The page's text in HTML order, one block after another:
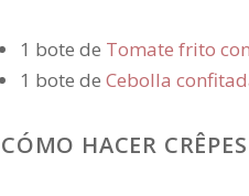
1 bote de Tomate frito
1 bote de Cebolla
CÓMO HACER